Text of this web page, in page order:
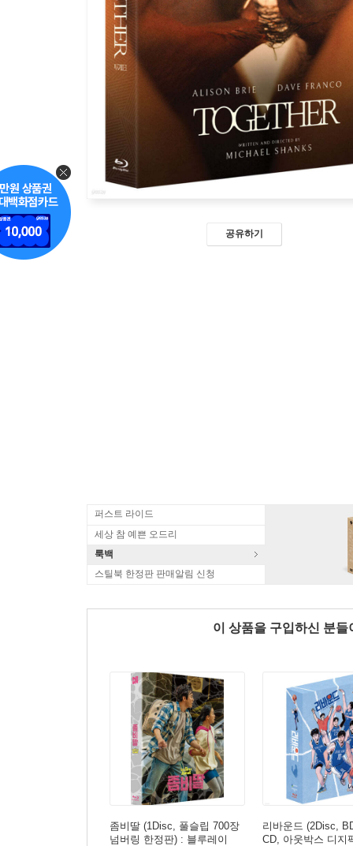
공유하기
퍼스트 라이드
세상 참 예쁜 오드리
룩백
스틸북 한정판 판매알림 신청
이 상품을 구입하신 분
좀비딸 (1Disc, 풀슬립 700장
넘버링 한정판) : 블루레이
리바운드 (2Disc,
CD, 아웃박스 디지